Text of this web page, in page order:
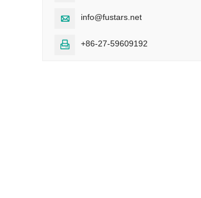
 info@fustars.net
 +86-27-59609192